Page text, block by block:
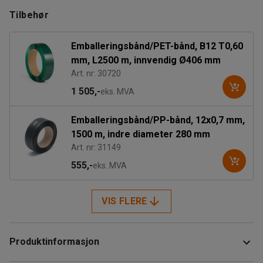
Tilbehør
Emballeringsbånd/PET-bånd, B12 T0,60
mm, L2500 m, innvendig Ø406 mm
Art. nr: 30720
1 505,-eks. MVA
Emballeringsbånd/PP-bånd, 12x0,7 mm,
1500 m, indre diameter 280 mm
Art. nr: 31149
555,-eks. MVA
VIS FLERE
Produktinformasjon